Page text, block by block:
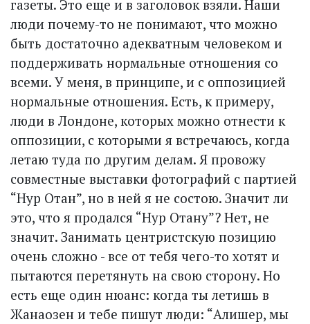
газеты. Это еще и в заголовок взяли. Наши
люди почему-то не понимают, что можно
быть достаточно адекватным человеком и
поддерживать нормальные отношения со
всеми. У меня, в принципе, и с оппозицией
нормальные отношения. Есть, к примеру,
люди в Лондоне, которых можно отнести к
оппозиции, с которыми я встречаюсь, когда
летаю туда по другим делам. Я провожу
совместные выставки фотографий с партией
“Нур Отан”, но в ней я не состою. Значит ли
это, что я продался “Нур Отану”? Нет, не
значит. Занимать центристскую позицию
очень сложно - все от тебя чего-то хотят и
пытаются перетянуть на свою сторону. Но
есть еще один нюанс: когда ты летишь в
Жанаозен и тебе пишут люди: “Алишер, мы